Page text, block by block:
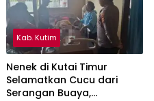
Kab. Kutim
Nenek di Kutai Timur
Selamatkan Cucu dari
Serangan Buaya,